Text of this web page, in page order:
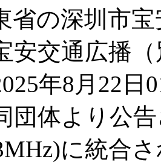
の深圳市宝
安交通広播
年8月22日
団体より公
に統合